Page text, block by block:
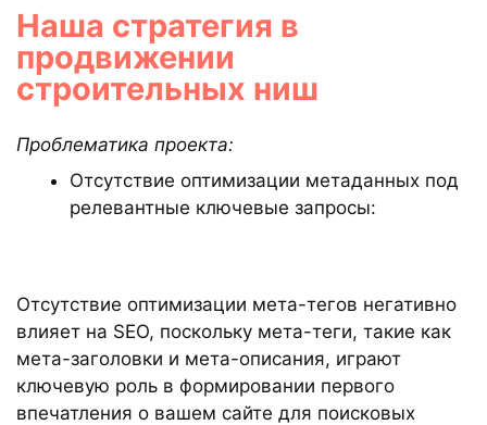
Наша стратегия в
продвижении
строительных ниш
Проблематика проекта:
Отсутствие оптимизации метаданных под
релевантные ключевые запросы:
Отсутствие оптимизации мета-тегов негативно
влияет на SEO, поскольку мета-теги, такие как
мета-заголовки и мета-описания, играют
ключевую роль в формировании первого
впечатления о вашем сайте для поисковых